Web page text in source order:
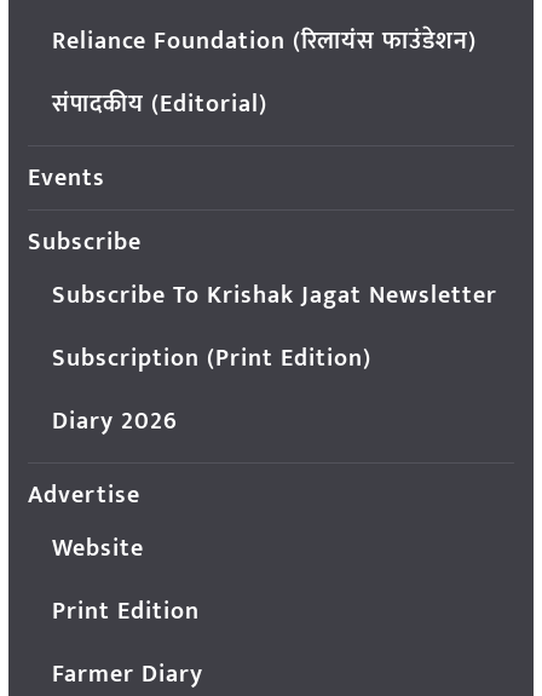
Reliance Foundation (रिलायंस फाउंडेशन)
संपादकीय (Editorial)
Events
Subscribe
Subscribe To Krishak Jagat Newsletter
Subscription (Print Edition)
Diary 2026
Advertise
Website
Print Edition
Farmer Diary